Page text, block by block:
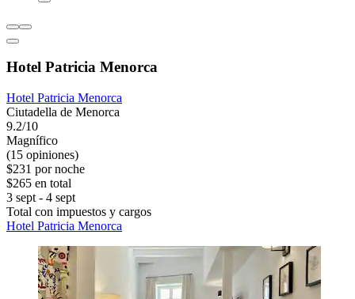
Hotel Patricia Menorca
Hotel Patricia Menorca
Ciutadella de Menorca
9.2/10
Magnífico
(15 opiniones)
$231 por noche
$265 en total
3 sept - 4 sept
Total con impuestos y cargos
Hotel Patricia Menorca